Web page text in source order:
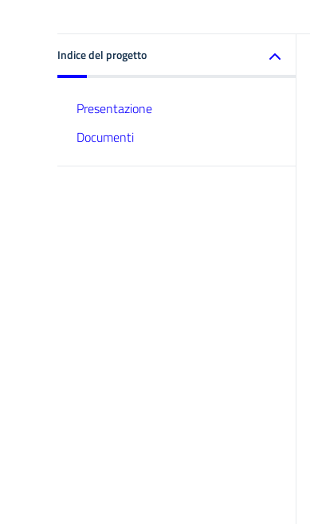
Indice del progetto
Presentazione
Documenti